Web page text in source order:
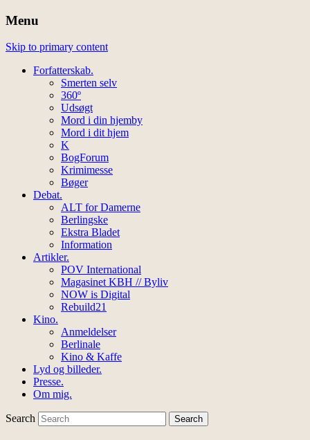
Menu
Skip to primary content
Forfatterskab.
Smerten selv
360º
Udsøgt
Mord i din hjemby
Mord i dit hjem
K
BogForum
Krimimesse
Bøger
Debat.
ALT for Damerne
Berlingske
Ekstra Bladet
Information
Artikler.
POV International
Magasinet KBH // Byliv
NOW is Digital
Rebuild21
Kino.
Anmeldelser
Berlinale
Kino & Kaffe
Lyd og billeder.
Presse.
Om mig.
Search